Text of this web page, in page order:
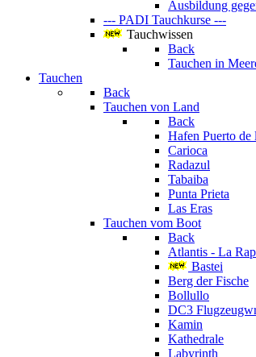
Ausbildung
--- PADI Tauchkurse ---
Tauchwissen
Back
Tauchen in
Tauchen
Back
Tauchen von Land
Back
Hafen Puerto de
Carioca
Radazul
Tabaiba
Punta Prieta
Las Eras
Tauchen vom Boot
Back
Atlantis - La
Bastei
Berg der Fische
Bollullo
DC3
Kamin
Kathedrale
Labyrinth